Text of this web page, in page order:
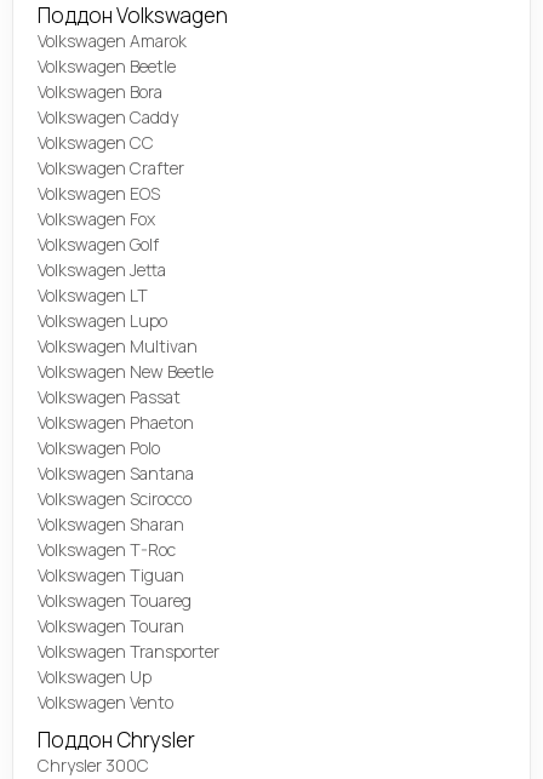
Поддон Volkswagen
Volkswagen Amarok
Volkswagen Beetle
Volkswagen Bora
Volkswagen Caddy
Volkswagen CC
Volkswagen Crafter
Volkswagen EOS
Volkswagen Fox
Volkswagen Golf
Volkswagen Jetta
Volkswagen LT
Volkswagen Lupo
Volkswagen Multivan
Volkswagen New Beetle
Volkswagen Passat
Volkswagen Phaeton
Volkswagen Polo
Volkswagen Santana
Volkswagen Scirocco
Volkswagen Sharan
Volkswagen T-Roc
Volkswagen Tiguan
Volkswagen Touareg
Volkswagen Touran
Volkswagen Transporter
Volkswagen Up
Volkswagen Vento
Поддон Chrysler
Chrysler 300C